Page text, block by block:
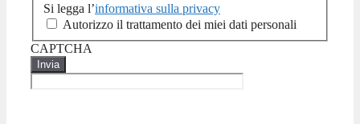
Si legga l’informativa sulla privacy
Autorizzo il trattamento dei miei dati personali
CAPTCHA